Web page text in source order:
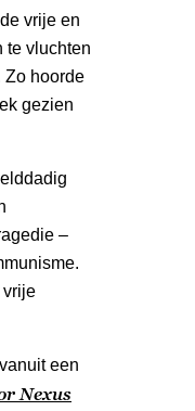
vrije en
te vluchten
Zo hoorde
gezien
–
vrije
een
Nexus